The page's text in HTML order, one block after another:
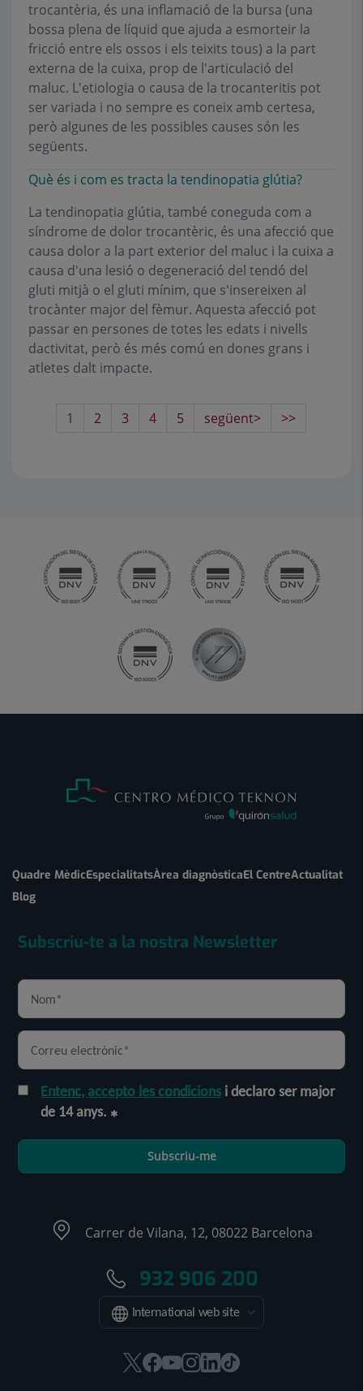
trocantèria, és una inflamació de la bursa (una
bossa plena de líquid que ajuda a esmorteir la
fricció entre els ossos i els teixits tous) a la part
externa de la cuixa, prop de l'articulació del
maluc. L'etiologia o causa de la trocanteritis pot
ser variada i no sempre es coneix amb certesa,
però algunes de les possibles causes són les
següents.
Què és i com es tracta la tendinopatia glútia?
La tendinopatia glútia, també coneguda com a
síndrome de dolor trocantèric, és una afecció que
causa dolor a la part exterior del maluc i la cuixa a
causa d'una lesió o degeneració del tendó del
gluti mitjà o el gluti mínim, que s'insereixen al
trocànter major del fèmur. Aquesta afecció pot
passar en persones de totes les edats i nivells
dactivitat, però és més comú en dones grans i
atletes dalt impacte.
1 2 3 4 5 següent> >>
Quadre MèdicEspecialitatsÀrea diagnòsticaEl CentreActualitat
Blog
Subscriu-te a la nostra Newsletter
Entenc, accepto les condicions i declaro ser major
de 14 anys.
Subscriu-me
Carrer de Vilana, 12, 08022 Barcelona
932 906 200
International web site
AquestAquestAquestAquest
AquestEnllaç